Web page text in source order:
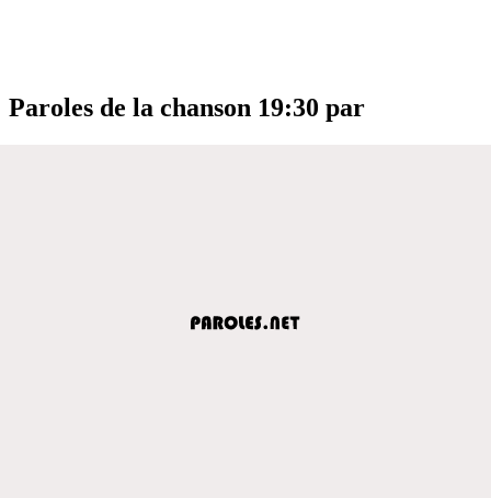
Paroles de la chanson 19:30 par